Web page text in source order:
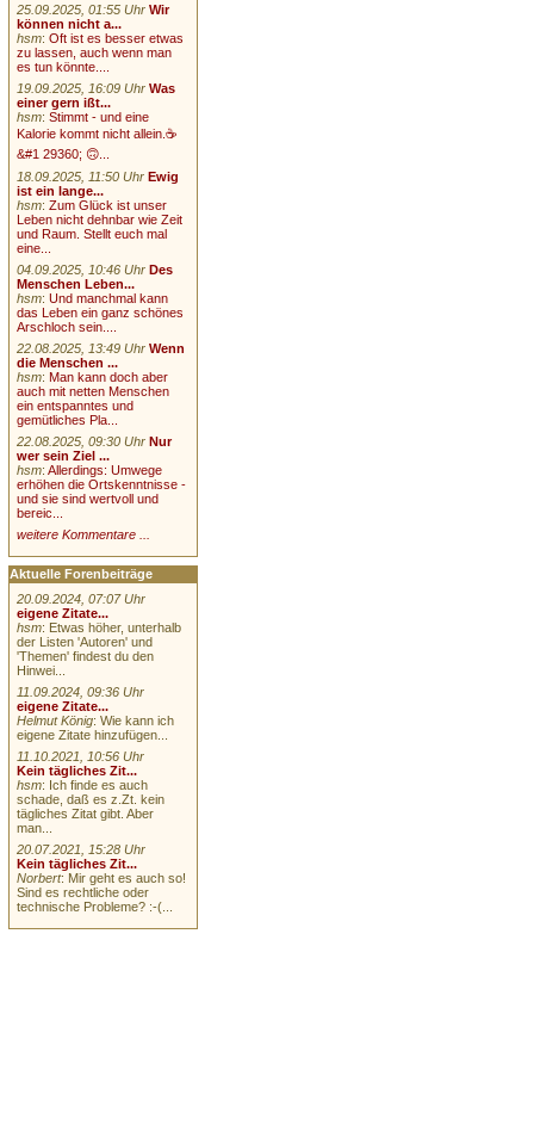
25.09.2025, 01:55 Uhr Wir
können nicht a...
hsm:Oft ist es besser etwas
zu lassen, auch wenn man
es tun könnte....
19.09.2025, 16:09 Uhr Was
einer gern ißt...
hsm:Stimmt - und eine
Kalorie kommt nicht allein.☕
&#1 29360; 🙃...
18.09.2025, 11:50 Uhr Ewig
ist ein lange...
hsm:Zum Glück ist unser
Leben nicht dehnbar wie Zeit
und Raum. Stellt euch mal
eine...
04.09.2025, 10:46 Uhr Des
Menschen Leben...
hsm:Und manchmal kann
das Leben ein ganz schönes
Arschloch sein....
22.08.2025, 13:49 Uhr Wenn
die Menschen ...
hsm:Man kann doch aber
auch mit netten Menschen
ein entspanntes und
gemütliches Pla...
22.08.2025, 09:30 Uhr Nur
wer sein Ziel ...
hsm:Allerdings: Umwege
erhöhen die Ortskenntnisse -
und sie sind wertvoll und
bereic...
weitere Kommentare ...
Aktuelle Forenbeiträge
20.09.2024, 07:07 Uhr
eigene Zitate...
hsm: Etwas höher, unterhalb
der Listen 'Autoren' und
'Themen' findest du den
Hinwei...
11.09.2024, 09:36 Uhr
eigene Zitate...
Helmut König: Wie kann ich
eigene Zitate hinzufügen...
11.10.2021, 10:56 Uhr
Kein tägliches Zit...
hsm: Ich finde es auch
schade, daß es z.Zt. kein
tägliches Zitat gibt. Aber
man...
20.07.2021, 15:28 Uhr
Kein tägliches Zit...
Norbert: Mir geht es auch so!
Sind es rechtliche oder
technische Probleme? :-(...